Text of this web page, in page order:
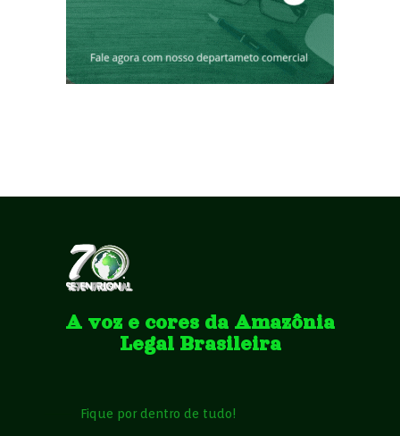
A voz e cores da Amazônia
Legal Brasileira
Fique por dentro de tudo!